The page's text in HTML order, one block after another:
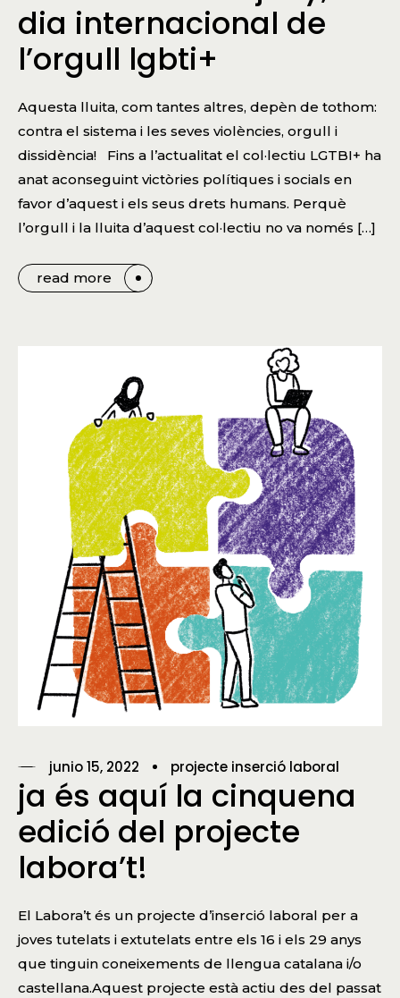
dia internacional de
l’orgull lgbti+
Aquesta lluita, com tantes altres, depèn de tothom:
contra el sistema i les seves violències, orgull i
dissidència! Fins a l’actualitat el col·lectiu LGTBI+ ha
anat aconseguint victòries polítiques i socials en
favor d’aquest i els seus drets humans. Perquè
l’orgull i la lluita d’aquest col·lectiu no va només […]
read more
junio 15, 2022 projecte inserció laboral
ja és aquí la cinquena
edició del projecte
labora’t!
El Labora’t és un projecte d’inserció laboral per a
joves tutelats i extutelats entre els 16 i els 29 anys
que tinguin coneixements de llengua catalana i/o
castellana.Aquest projecte està actiu des del passat